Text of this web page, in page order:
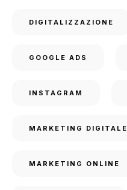
DIGITALIZZAZIONE
GOOGLE ADS
INSTAGRAM
MARKETING DIGITALE
MARKETING ONLINE